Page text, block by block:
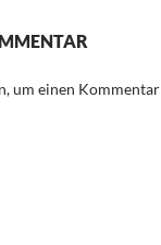
um einen Kommentar